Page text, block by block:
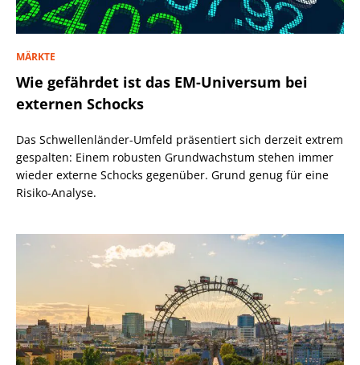
MÄRKTE
Wie gefährdet ist das EM-Universum bei
externen Schocks
Das Schwellenländer-Umfeld präsentiert sich derzeit extrem
gespalten: Einem robusten Grundwachstum stehen immer
wieder externe Schocks gegenüber. Grund genug für eine
Risiko-Analyse.